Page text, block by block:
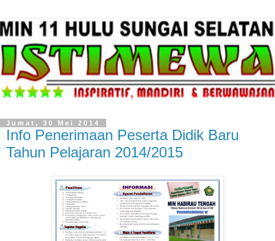
Jumat, 30 Mei 2014
Info Penerimaan Peserta Didik Baru
Tahun Pelajaran 2014/2015